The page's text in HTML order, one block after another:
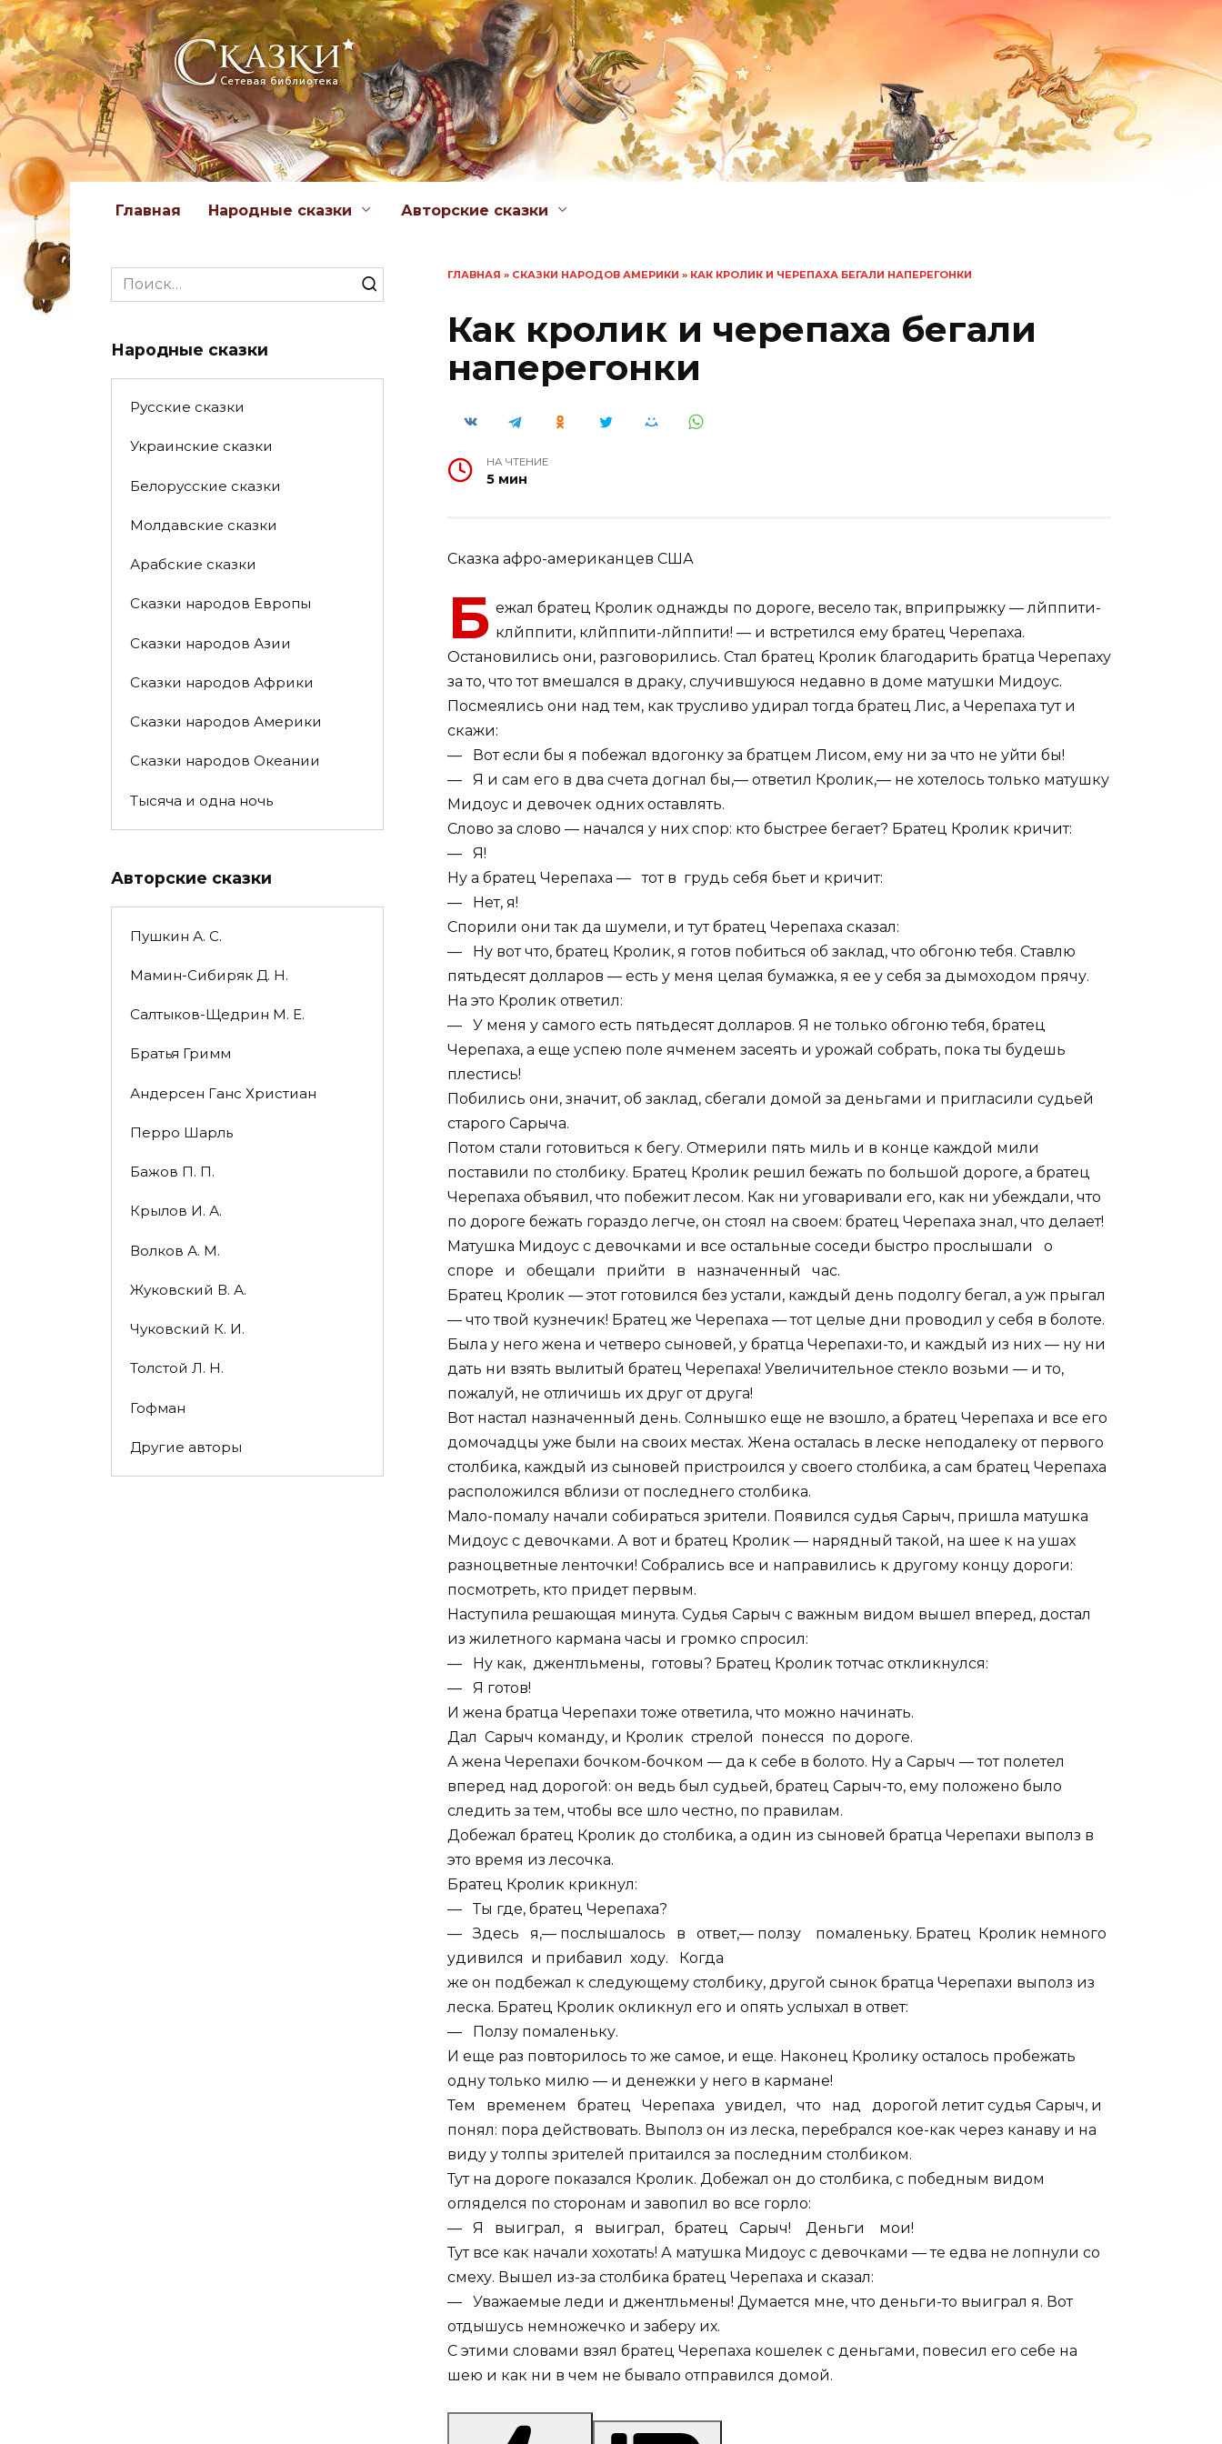
Перейти
к
содержанию
Главная Народные сказки Авторские сказки
ГЛАВНАЯ » СКАЗКИ НАРОДОВ АМЕРИКИ » КАК КРОЛИК И ЧЕРЕПАХА БЕГАЛИ НАПЕРЕГОНКИ
Как кролик и черепаха бегали
наперегонки
НА ЧТЕНИЕ
5 мин
Сказка афро-американцев США
Б ежал братец Кролик однажды по дороге, весело так, вприпрыжку — лйппити-
клйппити, клйппити-лйппити! — и встретился ему братец Черепаха.
Остановились они, разговорились. Стал братец Кролик благодарить братца Черепаху
за то, что тот вмешался в драку, случившуюся недавно в доме матушки Мидоус.
Посмеялись они над тем, как трусливо удирал тогда братец Лис, а Черепаха тут и
скажи:
— Вот если бы я побежал вдогонку за братцем Лисом, ему ни за что не уйти бы!
— Я и сам его в два счета догнал бы,— ответил Кролик,— не хотелось только матушку
Мидоус и девочек одних оставлять.
Слово за слово — начался у них спор: кто быстрее бегает? Братец Кролик кричит:
— Я!
Ну а братец Черепаха — тот в грудь себя бьет и кричит:
— Нет, я!
Спорили они так да шумели, и тут братец Черепаха сказал:
— Ну вот что, братец Кролик, я готов побиться об заклад, что обгоню тебя. Ставлю
пятьдесят долларов — есть у меня целая бумажка, я ее у себя за дымоходом прячу.
На это Кролик ответил:
— У меня у самого есть пятьдесят долларов. Я не только обгоню тебя, братец
Черепаха, а еще успею поле ячменем засеять и урожай собрать, пока ты будешь
плестись!
Побились они, значит, об заклад, сбегали домой за деньгами и пригласили судьей
старого Сарыча.
Потом стали готовиться к бегу. Отмерили пять миль и в конце каждой мили
поставили по столбику. Братец Кролик решил бежать по большой дороге, а братец
Черепаха объявил, что побежит лесом. Как ни уговаривали его, как ни убеждали, что
по дороге бежать гораздо легче, он стоял на своем: братец Черепаха знал, что делает!
Матушка Мидоус с девочками и все остальные соседи быстро прослышали о
споре и обещали прийти в назначенный час.
Братец Кролик — этот готовился без устали, каждый день подолгу бегал, а уж прыгал
— что твой кузнечик! Братец же Черепаха — тот целые дни проводил у себя в болоте.
Была у него жена и четверо сыновей, у братца Черепахи-то, и каждый из них — ну ни
дать ни взять вылитый братец Черепаха! Увеличительное стекло возьми — и то,
пожалуй, не отличишь их друг от друга!
Вот настал назначенный день. Солнышко еще не взошло, а братец Черепаха и все его
домочадцы уже были на своих местах. Жена осталась в леске неподалеку от первого
столбика, каждый из сыновей пристроился у своего столбика, а сам братец Черепаха
расположился вблизи от последнего столбика.
Мало-помалу начали собираться зрители. Появился судья Сарыч, пришла матушка
Мидоус с девочками. А вот и братец Кролик — нарядный такой, на шее к на ушах
разноцветные ленточки! Собрались все и направились к другому концу дороги:
посмотреть, кто придет первым.
Наступила решающая минута. Судья Сарыч с важным видом вышел вперед, достал
из жилетного кармана часы и громко спросил:
— Ну как, джентльмены, готовы? Братец Кролик тотчас откликнулся:
— Я готов!
И жена братца Черепахи тоже ответила, что можно начинать.
Дал Сарыч команду, и Кролик стрелой понесся по дороге.
А жена Черепахи бочком-бочком — да к себе в болото. Ну а Сарыч — тот полетел
вперед над дорогой: он ведь был судьей, братец Сарыч-то, ему положено было
следить за тем, чтобы все шло честно, по правилам.
Добежал братец Кролик до столбика, а один из сыновей братца Черепахи выполз в
это время из лесочка.
Братец Кролик крикнул:
— Ты где, братец Черепаха?
— Здесь я,— послышалось в ответ,— ползу помаленьку. Братец Кролик немного
удивился и прибавил ходу. Когда
же он подбежал к следующему столбику, другой сынок братца Черепахи выполз из
леска. Братец Кролик окликнул его и опять услыхал в ответ:
— Ползу помаленьку.
И еще раз повторилось то же самое, и еще. Наконец Кролику осталось пробежать
одну только милю — и денежки у него в кармане!
Тем временем братец Черепаха увидел, что над дорогой летит судья Сарыч, и
понял: пора действовать. Выполз он из леска, перебрался кое-как через канаву и на
виду у толпы зрителей притаился за последним столбиком.
Тут на дороге показался Кролик. Добежал он до столбика, с победным видом
огляделся по сторонам и завопил во все горло:
— Я выиграл, я выиграл, братец Сарыч! Деньги мои!
Тут все как начали хохотать! А матушка Мидоус с девочками — те едва не лопнули со
смеху. Вышел из-за столбика братец Черепаха и сказал:
— Уважаемые леди и джентльмены! Думается мне, что деньги-то выиграл я. Вот
отдышусь немножечко и заберу их.
С этими словами взял братец Черепаха кошелек с деньгами, повесил его себе на
шею и как ни в чем не бывало отправился домой.
Search
for:
Народные сказки
Русские сказки
Украинские сказки
Белорусские сказки
Молдавские сказки
Арабские сказки
Сказки народов Европы
Сказки народов Азии
Сказки народов Африки
Сказки народов Америки
Сказки народов Океании
Тысяча и одна ночь
Авторские сказки
Пушкин А. С.
Мамин-Сибиряк Д. Н.
Салтыков-Щедрин М. Е.
Братья Гримм
Андерсен Ганс Христиан
Перро Шарль
Бажов П. П.
Крылов И. А.
Волков А. М.
Жуковский В. А.
Чуковский К. И.
Толстой Л. Н.
Гофман
Другие авторы